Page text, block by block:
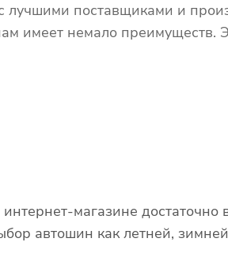
поставщиками и
имеет немало преимуществ.
магазине
автошин как летней,